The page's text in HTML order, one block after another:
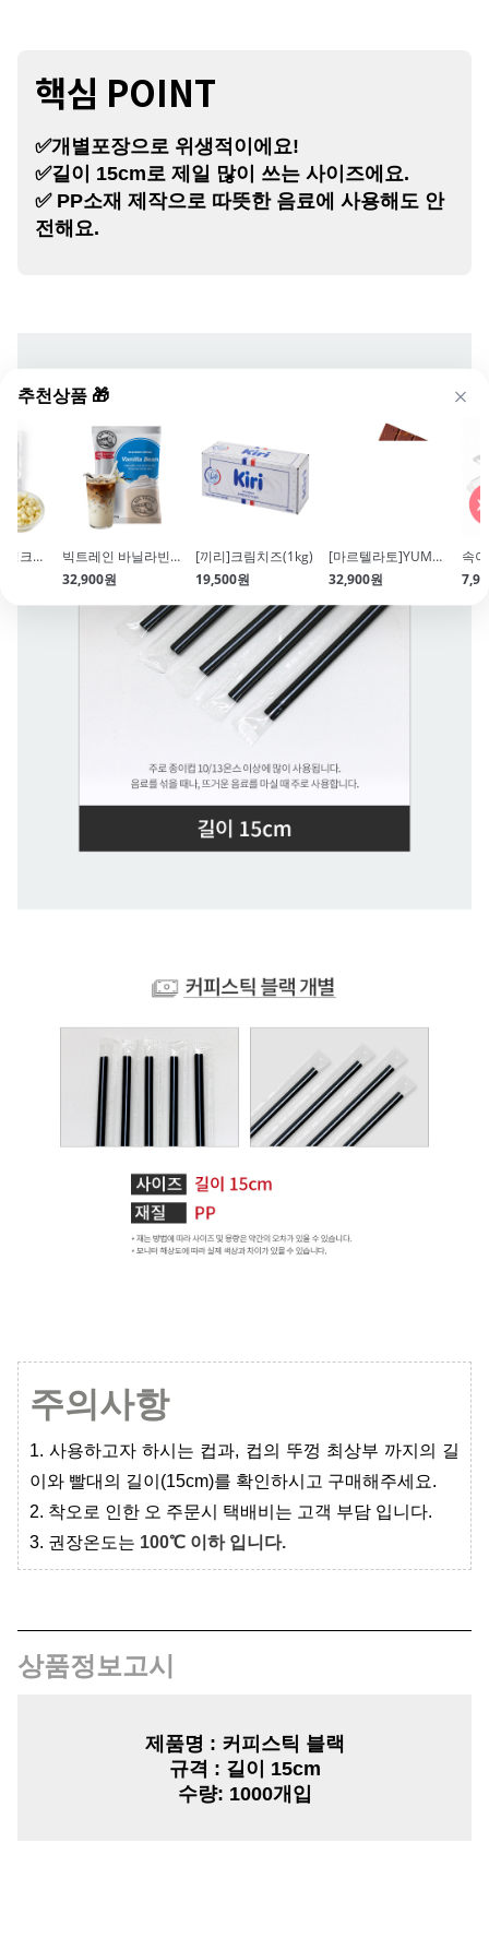
추천상품 🎁
[칼리바우트] 청크화이트초코칩 (200g\/청크초코칩)
빅트레인 바닐라빈 파우더(1.59kg\/바닐라라떼\/빈0.5%함유)
32,900원
[끼리]크림치즈(1kg)
19,500원
[마르텔라토]YUMMY BAR 초콜릿 바 몰드(PBA FREE)
32,900원
핵심 POINT
✅개별포장으로 위생적이에요!
✅길이 15cm로 제일 많이 쓰는 사이즈에요.
✅ PP소재 제작으로 따뜻한 음료에 사용해도 안
전해요.
주의사항
1. 사용하고자 하시는 컵과, 컵의 뚜껑 최상부 까지의 길
이와 빨대의 길이(15cm)를 확인하시고 구매해주세요.
2. 착오로 인한 오 주문시 택배비는 고객 부담 입니다.
3. 권장온도는 100℃ 이하 입니다.
상품정보고시
제품명 : 커피스틱 블랙
규격 : 길이 15cm
수량: 1000개입